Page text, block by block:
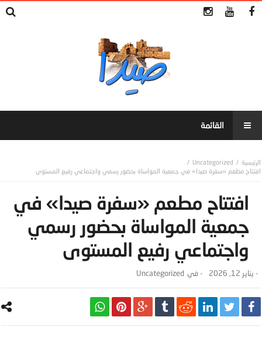
Uncategorized
افتتاح مطعم «سفرة صيدا» في جمعية المواساة بحضور رسمي واجتماعي رفيع المستوى
افتتاح مطعم «سفرة صيدا» في
جمعية المواساة بحضور رسمي
واجتماعي رفيع المستوى
- يناير 12, 2026 - ‎في Uncategorized